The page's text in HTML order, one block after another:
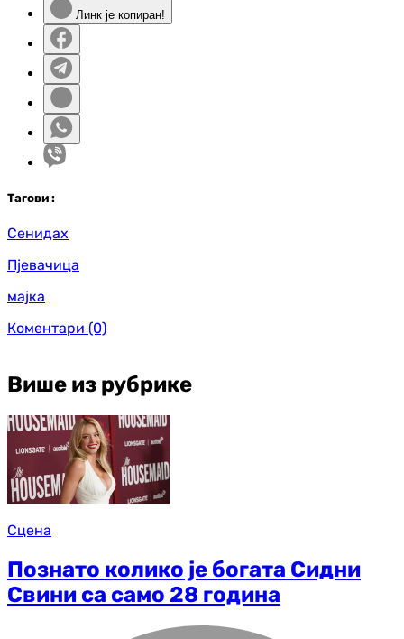
Линк је копиран!
Тагови :
Сенидах
Пјевачица
мајка
Коментари (0)
Више из рубрике
Сцена
Познато колико је богата Сидни
Свини са само 28 година